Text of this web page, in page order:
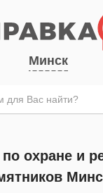
Минск
охране и